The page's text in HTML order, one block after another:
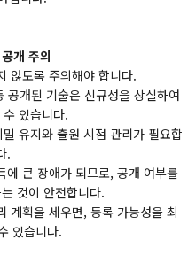
개 주의
않도록 주의해야 합니다.
개된 기술은 신규성을 상실하여
있습니다.
유지와 출원 시점 관리가 필요합
.
에 큰 장애가 되므로, 공개 여부를
것이 안전합니다.
계획을 세우면, 등록 가능성을 최
있습니다.